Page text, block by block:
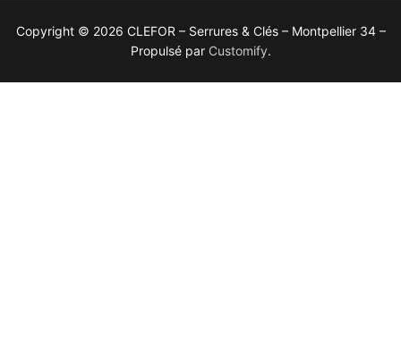
Copyright © 2026 CLEFOR – Serrures & Clés – Montpellier 34 –
Propulsé par Customify.